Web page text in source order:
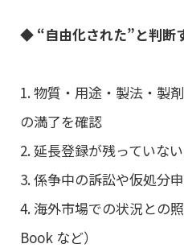
◆ “自由化された”と判断
1. 物質・用途・製法・製
の満了を確認
2. 延長登録が残っていな
3. 係争中の訴訟や仮処分
4. 海外市場での状況との
Book など）